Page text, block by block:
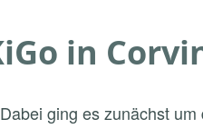
in
ging es zunächst